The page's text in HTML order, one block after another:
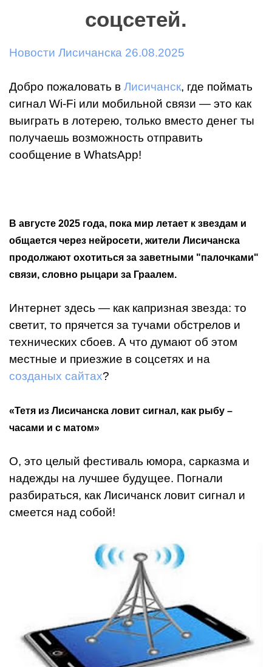
соцсетей.
Новости Лисичанска 26.08.2025
Добро пожаловать в Лисичанск, где поймать
сигнал Wi-Fi или мобильной связи — это как
выиграть в лотерею, только вместо денег ты
получаешь возможность отправить
сообщение в WhatsApp!
В августе 2025 года, пока мир летает к звездам и
общается через нейросети, жители Лисичанска
продолжают охотиться за заветными "палочками"
связи, словно рыцари за Граалем.
Интернет здесь — как капризная звезда: то
светит, то прячется за тучами обстрелов и
технических сбоев. А что думают об этом
местные и приезжие в соцсетях и на
созданых сайтах?
«Тетя из Лисичанска ловит сигнал, как рыбу –
часами и с матом»
О, это целый фестиваль юмора, сарказма и
надежды на лучшее будущее. Погнали
разбираться, как Лисичанск ловит сигнал и
смеется над собой!